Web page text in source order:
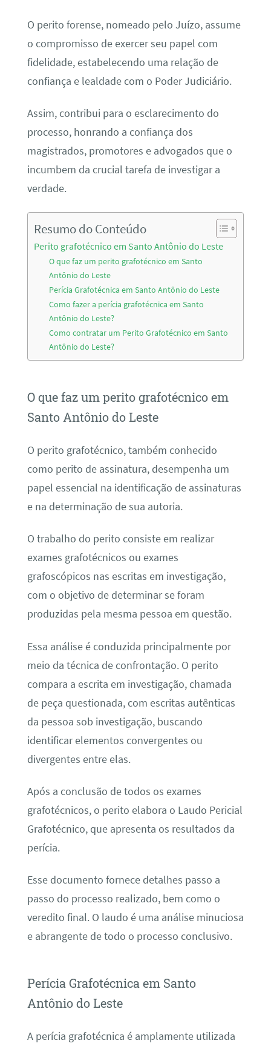
O perito forense, nomeado pelo Juízo, assume
o compromisso de exercer seu papel com
fidelidade, estabelecendo uma relação de
confiança e lealdade com o Poder Judiciário.
Assim, contribui para o esclarecimento do
processo, honrando a confiança dos
magistrados, promotores e advogados que o
incumbem da crucial tarefa de investigar a
verdade.
Resumo do Conteúdo
Perito grafotécnico em Santo Antônio do Leste
O que faz um perito grafotécnico em Santo
Antônio do Leste
Perícia Grafotécnica em Santo Antônio do Leste
Como fazer a perícia grafotécnica em Santo
Antônio do Leste?
Como contratar um Perito Grafotécnico em Santo
Antônio do Leste?
O que faz um perito grafotécnico em
Santo Antônio do Leste
O perito grafotécnico, também conhecido
como perito de assinatura, desempenha um
papel essencial na identificação de assinaturas
e na determinação de sua autoria.
O trabalho do perito consiste em realizar
exames grafotécnicos ou exames
grafoscópicos nas escritas em investigação,
com o objetivo de determinar se foram
produzidas pela mesma pessoa em questão.
Essa análise é conduzida principalmente por
meio da técnica de confrontação. O perito
compara a escrita em investigação, chamada
de peça questionada, com escritas autênticas
da pessoa sob investigação, buscando
identificar elementos convergentes ou
divergentes entre elas.
Após a conclusão de todos os exames
grafotécnicos, o perito elabora o Laudo Pericial
Grafotécnico, que apresenta os resultados da
perícia.
Esse documento fornece detalhes passo a
passo do processo realizado, bem como o
veredito final. O laudo é uma análise minuciosa
e abrangente de todo o processo conclusivo.
Perícia Grafotécnica em Santo
Antônio do Leste
A perícia grafotécnica é amplamente utilizada